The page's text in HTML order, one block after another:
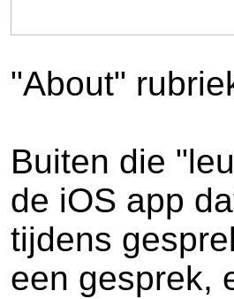
"About"
Buiten die
de iOS app
tijdens
een gesprek,